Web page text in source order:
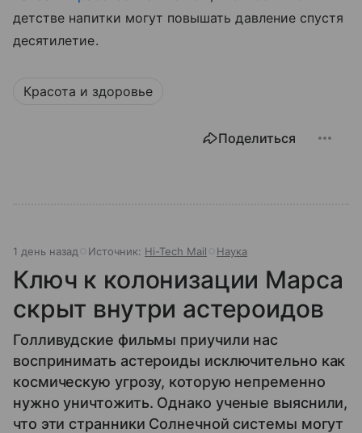
детстве напитки могут повышать давление спустя
десятилетие.
Красота и здоровье
Поделиться
1 день назад Источник: Hi-Tech Mail Наука
Ключ к колонизации Марса
скрыт внутри астероидов
Голливудские фильмы приучили нас
воспринимать астероиды исключительно как
космическую угрозу, которую непременно
нужно уничтожить. Однако ученые выяснили,
что эти странники Солнечной системы могут